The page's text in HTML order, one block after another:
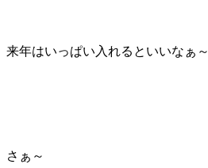
来年はいっぱい入れるといいなぁ～
さぁ～